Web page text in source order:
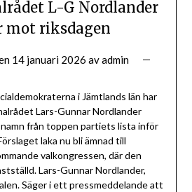
L-G Nordlander
mot riksdagen
14 januari 2026 avadmin
i Jämtlands län har
Lars-Gunnar Nordlander
från toppen partiets lista inför
laka nu bli ämnad till
valkongressen, där den
Lars-Gunnar Nordlander,
Säger i ett pressmeddelande att